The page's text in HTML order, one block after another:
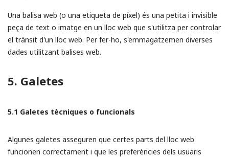
Una balisa web (o una etiqueta de píxel) és una petita i invisible
peça de text o imatge en un lloc web que s'utilitza per controlar
el trànsit d'un lloc web. Per fer-ho, s'emmagatzemen diverses
dades utilitzant balises web.
5. Galetes
5.1 Galetes tècniques o funcionals
Algunes galetes asseguren que certes parts del lloc web
funcionen correctament i que les preferències dels usuaris